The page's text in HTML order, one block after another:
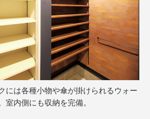
には各種小物や傘が掛けられるウォー
室内側にも収納を完備。